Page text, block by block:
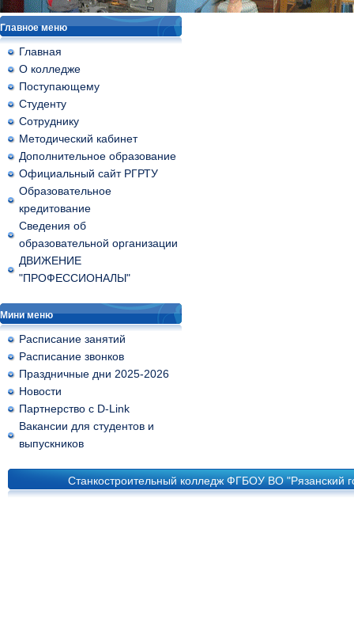
Главное меню
Главная
О колледже
Поступающему
Студенту
Сотруднику
Методический кабинет
Дополнительное образование
Официальный сайт РГРТУ
Образовательное
кредитование
Сведения об
образовательной организации
ДВИЖЕНИЕ
"ПРОФЕССИОНАЛЫ"
Мини меню
Расписание занятий
Расписание звонков
Праздничные дни 2025-2026
Новости
Партнерство с D-Link
Вакансии для студентов и
выпускников
Станкостроительный колледж ФГБОУ ВО "Рязанский